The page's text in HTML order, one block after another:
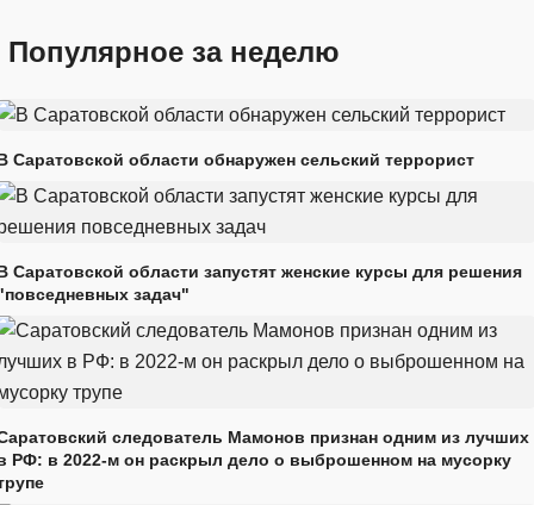
Популярное за неделю
Саратовской области обнаружен сельский террорист
Саратовской области запустят женские курсы для решения
задач"
следователь Мамонов признан одним из лучших
РФ: в 2022-м он раскрыл дело о выброшенном на мусорку